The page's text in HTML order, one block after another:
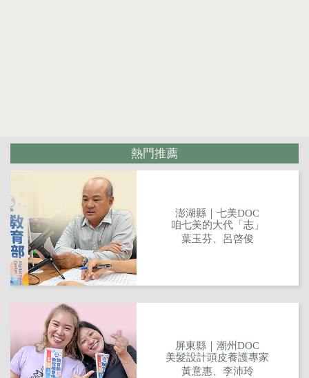
熱門推薦
澎湖縣｜七美DOC
咱七美的大代「志」
葉玉芬、呂啓俊
屏東縣｜潮州DOC
美髮設計頭皮養護專家
黃意惠、李沛玲